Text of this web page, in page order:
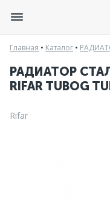
Главная • Каталог •
РАДИАТОР
RIFAR TUBOG
Rifar